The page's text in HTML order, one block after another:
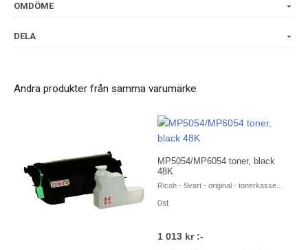
OMDÖME
DELA
Andra produkter från samma varumärke
MP5054/MP6054 toner, black
48K
Ricoh - Svart - original - tonerkasse...
0st
1 013 kr :-